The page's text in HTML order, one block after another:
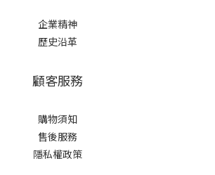
企業精神
歷史沿革
顧客服務
購物須知
售後服務
隱私權政策